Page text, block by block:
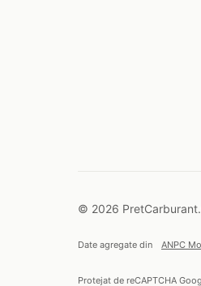
© 2026
Date agregate din ANPC
Protejat de reCAPTCHA